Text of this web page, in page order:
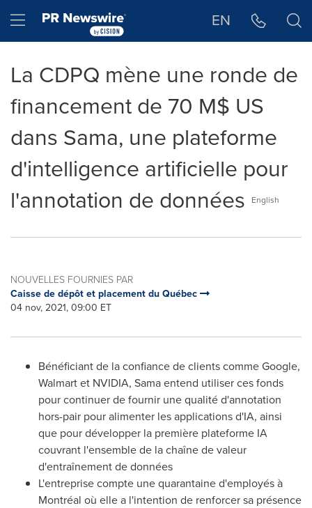
Hamburger menu EN
La CDPQ mène une ronde de
financement de 70 M$ US
dans Sama, une plateforme
d'intelligence artificielle pour
l'annotation de données
English
NOUVELLES FOURNIES PAR
Caisse de dépôt et placement du Québec
04 nov, 2021, 09:00 ET
Bénéficiant de la confiance de clients comme Google,
Walmart et NVIDIA, Sama entend utiliser ces fonds
pour continuer de fournir une qualité d'annotation
hors-pair pour alimenter les applications d'IA, ainsi
que pour développer la première plateforme IA
couvrant l'ensemble de la chaîne de valeur
d'entraînement de données
L'entreprise compte une quarantaine d'employés à
Montréal où elle a l'intention de renforcer sa présence